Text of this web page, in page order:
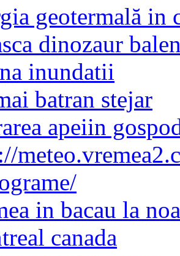
geotermală in
dinozaur
inundatii
batran stejar
apeiin
in bacau la
canada